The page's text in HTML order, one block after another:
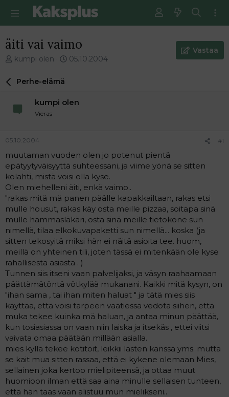
äiti vai vaimo
V
e
i
t
u
n
a
l
o
t
t
a
j
a
kumpi olen
E
m
n
v
i
e
s
t
i
05.10.2004
Vastaa
Perhe-elämä
kumpi olen
Vieras
05.10.2004 #1
muutaman vuoden olen jo potenut pientä
epätyytyväisyyttä suhteessani, ja viime yönä se sitten
kolahti, mistä voisi olla kyse.
Olen miehelleni äiti, enkä vaimo..
"rakas mitä mä panen päälle kapakkailtaan, rakas etsi
mulle housut, rakas käy osta meille pizzaa, soitapa sinä
mulle hammasläkäri, osta sinä meille tietokone sun
nimellä, tilaa elkokuvapaketti sun nimellä... koska (ja
sitten tekosyitä miksi hän ei näitä asioita tee. huom,
meillä on yhteinen tili, joten tässä ei mitenkään ole kyse
rahallisesta asiasta . )
Tunnen siis itseni vaan palvelijaksi, ja väsyn raahaamaan
päättämätöntä vötkylää mukanani. Kaikki mitä kysyn, on
"ihan sama , tai ihan miten haluat " ja tätä mies siis
käyttää, että voisi tarpeen vaatiessa vedota siihen, että
muka tekee kuinka mä haluan, ja antaa minun päättää,
kun tosiasiassa on vaan niin laiska ja itsekäs , ettei viitsi
vaivata omaa päätään millään asialla.
mies kyllä tekee kotitöit, leikkii lasten kanssa yms. mutta
se kait mua sitten rassaa, että ei kykene olemaan Mies,
sellainen joka kertoo mielipiteensä, ja ottaa muut
huomioon ilman että saa aina minulle sellaisen tunteen,
että hän taas vaan alistuu mun mielikseni..